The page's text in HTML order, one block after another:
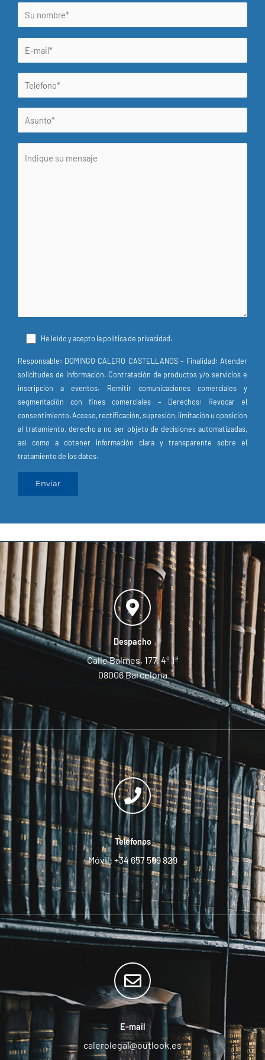
He leído y acepto la política de privacidad .
Responsable: DOMINGO CALERO CASTELLANOS – Finalidad: Atender
solicitudes de información. Contratación de productos y/o servicios e
inscripción a eventos. Remitir comunicaciones comerciales y
segmentación con fines comerciales – Derechos: Revocar el
consentimiento. Acceso, rectificación, supresión, limitación u oposición
al tratamiento, derecho a no ser objeto de decisiones automatizadas,
así como a obtener información clara y transparente sobre el
tratamiento de los datos.
Despacho
Calle Balmes, 177, 4º 1ª
08006 Barcelona
Teléfonos
Móvil: +34 657 599 829
E-mail
calerolegal@outlook.es